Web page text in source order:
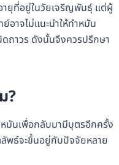
ายุที่อยู่ในวัยเจริญพันธุ์ แต่ผู้
อาจไม่แนะนำให้ทำหมัน
ดถาวร ดังนั้นจึงควรปรึกษา
?
มันเพื่อกลับมามีบุตรอีกครั้ง
ลัพธ์จะขึ้นอยู่กับปัจจัยหลาย